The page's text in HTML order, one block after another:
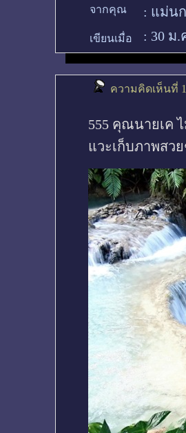
จากคุณ : แม่น
เขียนเมื่อ : 30 ม.
ความคิดเห็นที่
555 คุณนายเค
แวะเก็บภาพสว